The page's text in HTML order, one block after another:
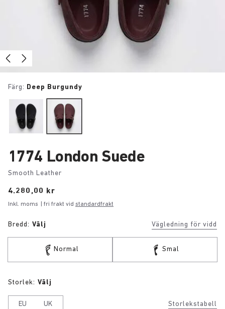
Färg: Deep Burgundy
1774 London Suede
Smooth Leather
Price:
4.280,00 kr
Inkl. moms | fri frakt vid standardfrakt
Bredd: Välj Vägledning för vidd
Normal Smal
Storlekstabell
Storlek: Välj
EU UK